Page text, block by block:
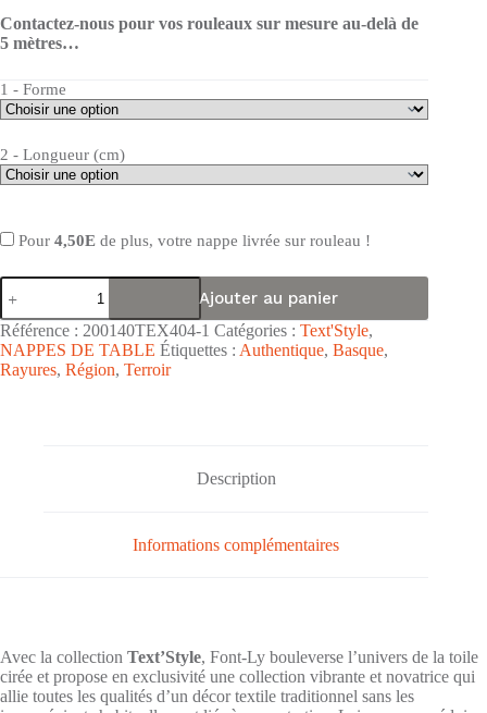
Contactez-nous pour vos rouleaux sur mesure au-delà de
5 mètres…
1 - Forme
2 - Longueur (cm)
Pour 4,50E de plus, votre nappe livrée sur rouleau !
quantité
de
Nappe
de
table
PVC
Ajouter au panier
Référence : 200140TEX404-1 Catégories : Text'Style,
NAPPES DE TABLE Étiquettes : Authentique, Basque,
Rayures, Région, Terroir
Description
Informations complémentaires
Avec la collection Text’Style, Font-Ly bouleverse l’univers de la toile
cirée et propose en exclusivité une collection vibrante et novatrice qui
allie toutes les qualités d’un décor textile traditionnel sans les